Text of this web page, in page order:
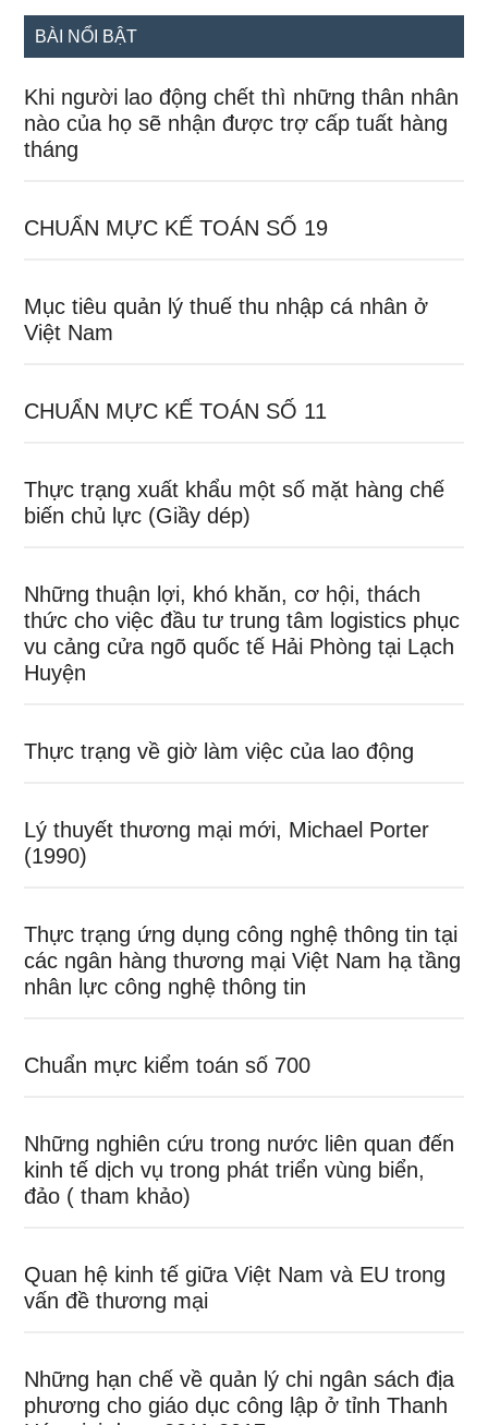
...
BÀI NỔI BẬT
Khi người lao động chết thì những thân nhân
nào của họ sẽ nhận được trợ cấp tuất hàng
tháng
CHUẨN MỰC KẾ TOÁN SỐ 19
Mục tiêu quản lý thuế thu nhập cá nhân ở
Việt Nam
CHUẨN MỰC KẾ TOÁN SỐ 11
Thực trạng xuất khẩu một số mặt hàng chế
biến chủ lực (Giầy dép)
Những thuận lợi, khó khăn, cơ hội, thách
thức cho việc đầu tư trung tâm logistics phục
vu cảng cửa ngõ quốc tế Hải Phòng tại Lạch
Huyện
Thực trạng về giờ làm việc của lao động
Lý thuyết thương mại mới, Michael Porter
(1990)
Thực trạng ứng dụng công nghệ thông tin tại
các ngân hàng thương mại Việt Nam hạ tầng
nhân lực công nghệ thông tin
Chuẩn mực kiểm toán số 700
Những nghiên cứu trong nước liên quan đến
kinh tế dịch vụ trong phát triển vùng biển,
đảo ( tham khảo)
Quan hệ kinh tế giữa Việt Nam và EU trong
vấn đề thương mại
Những hạn chế về quản lý chi ngân sách địa
phương cho giáo dục công lập ở tỉnh Thanh